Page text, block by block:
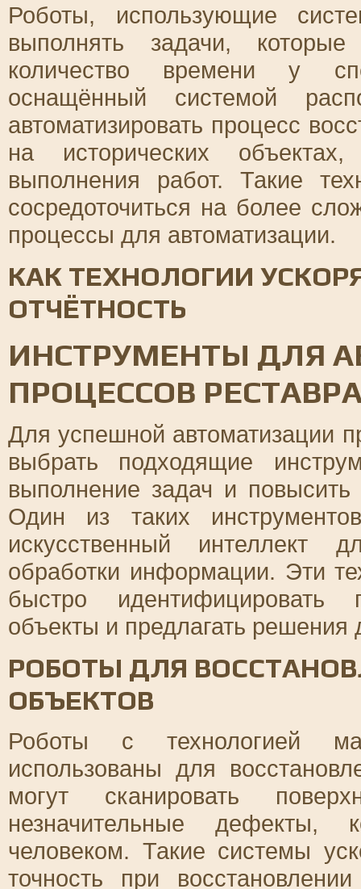
Роботы, использующие
выполнять задачи,
количество времени у
оснащённый системой
автоматизировать процесс
на исторических
выполнения работ. Такие
сосредоточиться на более
процессы для автоматизации.
КАК ТЕХНОЛОГИИ
ОТЧЁТНОСТЬ
ИНСТРУМЕНТЫ ДЛЯ
ПРОЦЕССОВ
Для успешной автоматизации
выбрать подходящие
выполнение задач и повысить
Один из таких
искусственный интеллект
обработки информации. Эти
быстро идентифицировать
объекты и предлагать решения
РОБОТЫ ДЛЯ
ОБЪЕКТОВ
Роботы с технологией
использованы для
могут сканировать
незначительные
человеком. Такие системы
точность при